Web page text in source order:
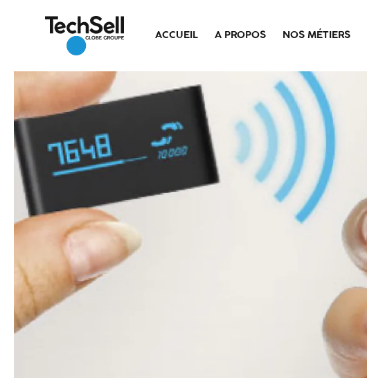
ACCUEIL A PROPOS NOS MÉTIERS